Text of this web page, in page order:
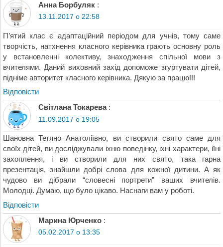
Анна Борбуляк :
13.11.2017 о 22:58
П’ятий клас є адаптаційний періодом для учнів, тому саме
творчість, натхнення класного керівника грають основну роль
у встановленні колективу, знаходження спільної мови з
вчителями. Даний виховний захід допоможе згуртувати дітей,
підніме авторитет класного керівника. Дякую за працю!!!
Відповіcти
Світлана Токарева :
11.09.2017 о 19:05
Шановна Тетяно Анатоліївно, ви створили свято саме для
своїх дітей, ви досліджували іхню поведінку, іхні характери, іїні
захоплення, і ви створили для них свято, така гарна
презентація, знайшли добрі слова для кожної дитини. А як
чудово ви дібрали “словесні портрети” ваших вчителів.
Молодці. Думаю, що було цікаво. Наснаги вам у роботі.
Відповіcти
Марина Юрченко :
05.02.2017 о 13:35